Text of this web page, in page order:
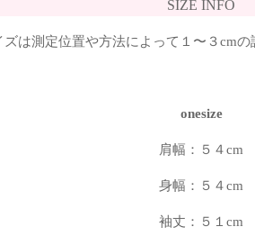
SIZE INFO
は測定位置や方法によって１〜３cmの
onesize
肩幅：５４cm
身幅：５４cm
袖丈：５１cm